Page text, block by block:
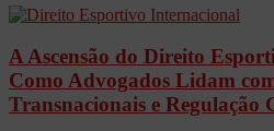
A Ascensão do Direito
Como Advogados Lidam
Transnacionais e Regulação